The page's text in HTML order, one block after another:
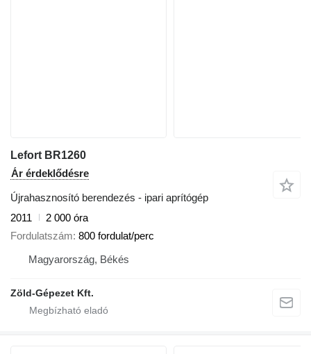
Lefort BR1260
Ár érdeklődésre
Újrahasznosító berendezés - ipari aprítógép
2011
2 000 óra
Fordulatszám 800 fordulat/perc
Magyarország, Békés
Zöld-Gépezet Kft.